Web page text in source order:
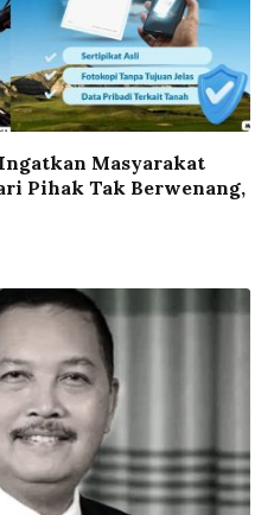
Masyarakat
Pihak Tak Berwenang,